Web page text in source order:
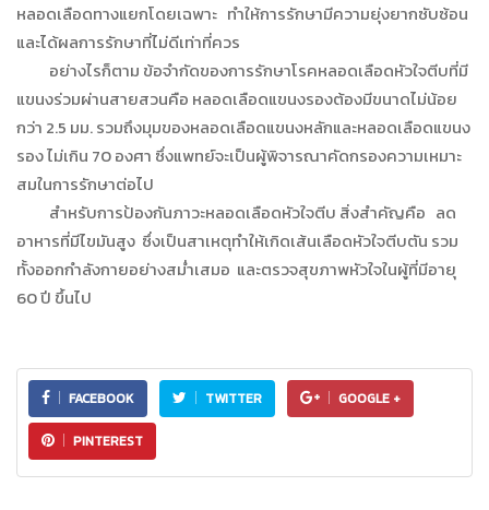
หลอดเลือดทางแยกโดยเฉพาะ ทำให้การรักษามีความยุ่งยากซับซ้อน
และได้ผลการรักษาที่ไม่ดีเท่าที่ควร
อย่างไรก็ตาม ข้อจำกัดของการรักษาโรคหลอดเลือดหัวใจตีบที่มี
แขนงร่วมผ่านสายสวนคือ หลอดเลือดแขนงรองต้องมีขนาดไม่น้อย
กว่า 2.5 มม. รวมถึงมุมของหลอดเลือดแขนงหลักและหลอดเลือดแขนง
รอง ไม่เกิน 70 องศา ซึ่งแพทย์จะเป็นผู้พิจารณาคัดกรองความเหมาะ
สมในการรักษาต่อไป
สำหรับการป้องกันภาวะหลอดเลือดหัวใจตีบ สิ่งสำคัญคือ ลด
อาหารที่มีไขมันสูง ซึ่งเป็นสาเหตุทำให้เกิดเส้นเลือดหัวใจตีบตัน รวม
ทั้งออกกำลังกายอย่างสม่ำเสมอ และตรวจสุขภาพหัวใจในผู้ที่มีอายุ
60 ปี ขึ้นไป
FACEBOOK TWITTER GOOGLE +
PINTEREST